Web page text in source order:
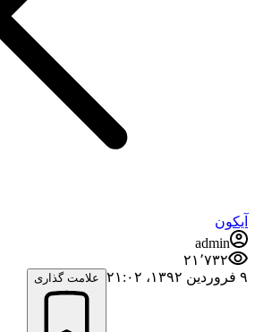
آیکون
admin
۲۱٬۷۳۲
۹ فروردین ۱۳۹۲،‏ ۲۱:۰۲
علامت گذاری